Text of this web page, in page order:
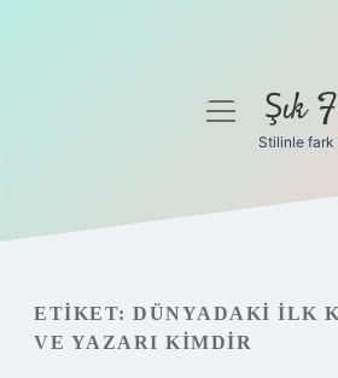
Gizlilik Politikası
Hakkımızda
menüyüŞık
Stilinle
ETIKET: DÜNYADAKI ILK
VE YAZARI KIMDIR